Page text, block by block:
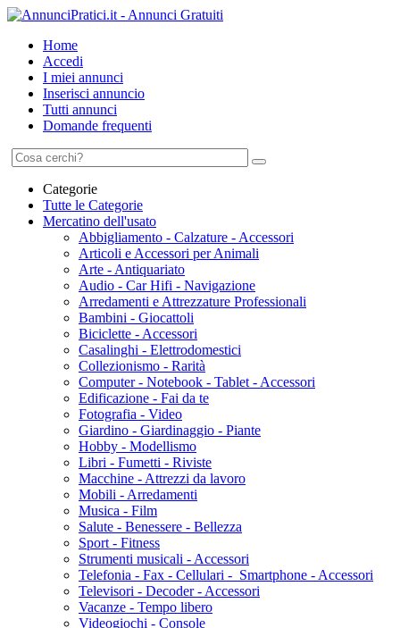
Home
Accedi
I miei annunci
Inserisci annuncio
Tutti annunci
Domande frequenti
Categorie
Tutte le Categorie
Mercatino dell'usato
Abbigliamento - Calzature - Accessori
Articoli e Accessori per Animali
Arte - Antiquariato
Audio - Car Hifi - Navigazione
Arredamenti e Attrezzature Professionali
Bambini - Giocattoli
Biciclette - Accessori
Casalinghi - Elettrodomestici
Collezionismo - Rarità
Computer - Notebook - Tablet - Accessori
Edificazione - Fai da te
Fotografia - Video
Giardino - Giardinaggio - Piante
Hobby - Modellismo
Libri - Fumetti - Riviste
Macchine - Attrezzi da lavoro
Mobili - Arredamenti
Musica - Film
Salute - Benessere - Bellezza
Sport - Fitness
Strumenti musicali - Accessori
Telefonia - Fax - Cellulari - Smartphone - Accessori
Televisori - Decoder - Accessori
Vacanze - Tempo libero
Videogiochi - Console